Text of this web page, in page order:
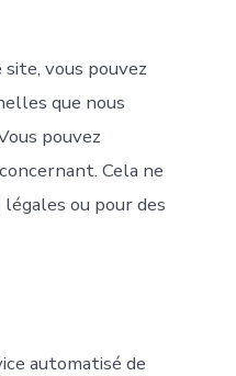
vous pouvez
que nous
pouvez
Cela ne
ou pour des
automatisé de